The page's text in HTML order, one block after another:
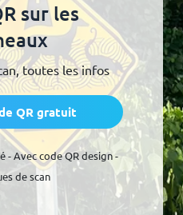
sur les
toutes les infos
QR gratuit
- Avec code QR design -
de scan